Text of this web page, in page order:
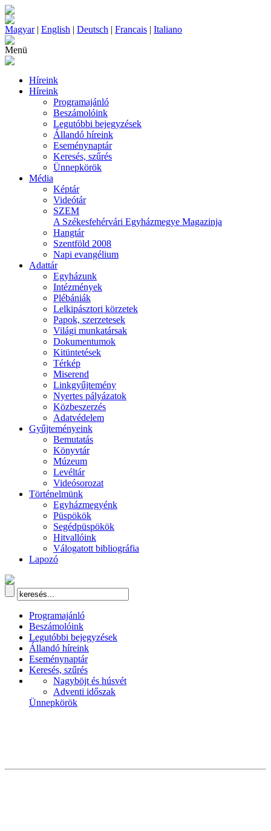
Magyar| English | Deutsch | Francais | Italiano
Menü
Híreink
Híreink
Programajánló
Beszámolóink
Legutóbbi bejegyzések
Állandó híreink
Eseménynaptár
Keresés, szűrés
Ünnepkörök
Média
Képtár
Videótár
SZEM
A Székesfehérvári Egyházmegye Magazinja
Hangtár
Szentföld 2008
Napi evangélium
Adattár
Egyházunk
Intézmények
Plébániák
Lelkipásztori körzetek
Papok, szerzetesek
Világi munkatársak
Dokumentumok
Kitüntetések
Térkép
Miserend
Linkgyűjtemény
Nyertes pályázatok
Közbeszerzés
Adatvédelem
Gyűjteményeink
Bemutatás
Könyvtár
Múzeum
Levéltár
Videósorozat
Történelmünk
Egyházmegyénk
Püspökök
Segédpüspökök
Hitvallóink
Válogatott bibliográfia
Lapozó
Programajánló
Beszámolóink
Legutóbbi bejegyzések
Állandó híreink
Eseménynaptár
Keresés, szűrés
Nagyböjt és húsvét
Adventi időszak
Ünnepkörök